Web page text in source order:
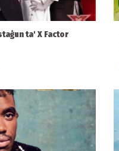
ta' X Factor